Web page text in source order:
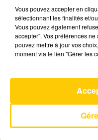
solidement
rivalités et
efficace et immersif,
coup de cœur de
Vous pouvez accepter en
sélectionnant les finalités et/
Vous pouvez également
accepter". Vos préférences
pouvez mettre à jour vos
moment via le lien "Gérer les